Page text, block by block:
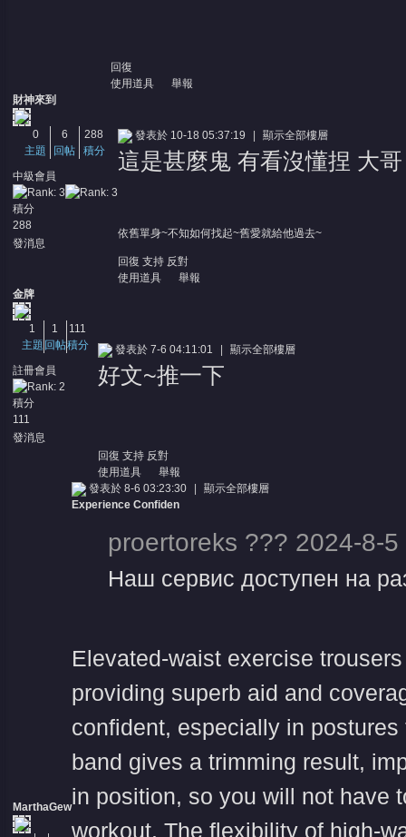
回復
使用道具
舉報
財神來到
0
主題
6
回帖
288
積分
中級會員
積分
288
發消息
發表於 10-18 05:37:19 顯示全部樓層
這是甚麼鬼 有看沒懂捏 大
依舊單身~不知如何找起~舊愛就給他過去~
回復 支持 反對
使用道具
舉報
金牌
1
主題
1
回帖
111
積分
註冊會員
積分
111
發消息
發表於 7-6 04:11:01 顯示全部樓層
好文~推一下
回復 支持 反對
使用道具
舉報
MarthaGew
發表於 8-6 03:23:30
顯示全部樓層
Experience Confiden
proertoreks ??? 2024-8-5
Наш сервис доступен на
Elevated-waist exercise
providing superb aid and
confident, especially in
band gives a trimming result,
in position, so you will not have
workout. The flexibility of high-